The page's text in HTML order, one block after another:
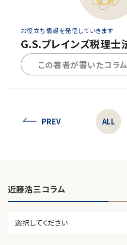
お役立ち情報を発信していきます
G.S.ブレインズ税理士
この著者が書いたコラ
PREV ALL
近藤浩三コラム